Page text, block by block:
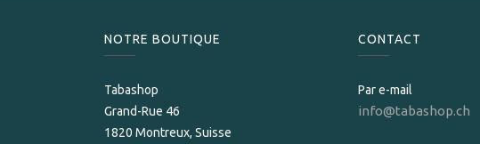
NOTRE BOUTIQUE
Tabashop
Grand-Rue 46
1820 Montreux, Suisse
CONTACT
Par e-mail
info@tabashop.ch